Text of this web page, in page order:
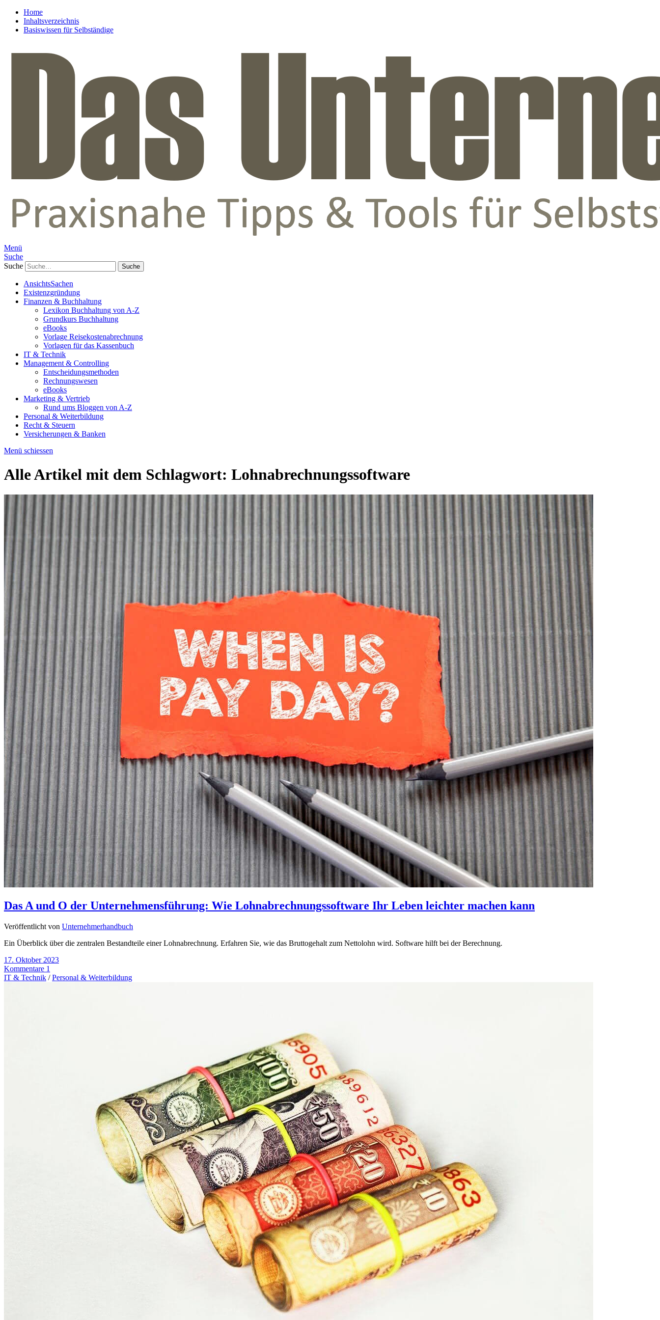
Home
Inhaltsverzeichnis
Basiswissen für Selbständige
Menü
Suche
Suche
AnsichtsSachen
Existenzgründung
Finanzen & Buchhaltung
Lexikon Buchhaltung von A-Z
Grundkurs Buchhaltung
eBooks
Vorlage Reisekostenabrechnung
Vorlagen für das Kassenbuch
IT & Technik
Management & Controlling
Entscheidungsmethoden
Rechnungswesen
eBooks
Marketing & Vertrieb
Rund ums Bloggen von A-Z
Personal & Weiterbildung
Recht & Steuern
Versicherungen & Banken
Menü schiessen
Alle Artikel mit dem Schlagwort: Lohnabrechnungssoftware
Das A und O der Unternehmensführung: Wie Lohnabrechnungssoftware Ihr Leben leichter machen kann
Veröffentlicht von Unternehmerhandbuch
Ein Überblick über die zentralen Bestandteile einer Lohnabrechnung. Erfahren Sie, wie das Bruttogehalt zum Nettolohn wird. Software hilft bei der Berechnung.
17. Oktober 2023
Kommentare 1
IT & Technik /Personal & Weiterbildung